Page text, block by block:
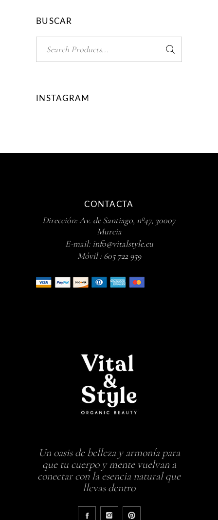
BUSCAR
INSTAGRAM
CONTACTA
Dirección:Av. de Santiago, nº47, 30007
Murcia
E-mail: info@vitalstyle.eu
Móvil : 605 722 959
Un oasis de belleza y armonía para
que tu cuerpo y mente vuelvan a
conectar con la esencia natural que
llevas dentro